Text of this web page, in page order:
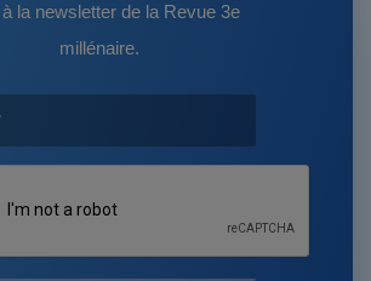
la newsletter de la Revue 3e
millénaire.